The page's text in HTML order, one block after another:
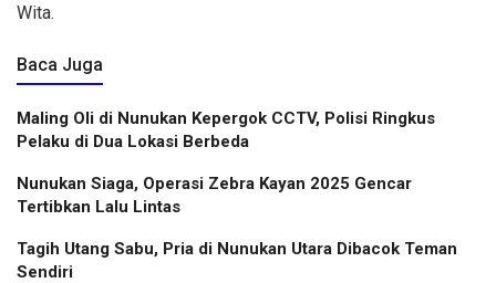
Wita.
Baca Juga
Maling Oli di Nunukan Kepergok CCTV, Polisi Ringkus
Pelaku di Dua Lokasi Berbeda
Nunukan Siaga, Operasi Zebra Kayan 2025 Gencar
Tertibkan Lalu Lintas
Tagih Utang Sabu, Pria di Nunukan Utara Dibacok Teman
Sendiri